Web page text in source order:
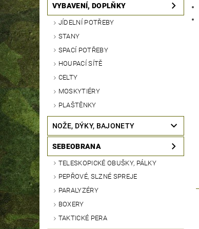
VYBAVENÍ, DOPLŇKY
JÍDELNÍ POTŘEBY
STANY
SPACÍ POTŘEBY
HOUPACÍ SÍTĚ
CELTY
MOSKYTIÉRY
PLAŠTĚNKY
NOŽE, DÝKY, BAJONETY
SEBEOBRANA
TELESKOPICKÉ OBUŠKY, PÁLKY
PEPŘOVÉ, SLZNÉ SPREJE
PARALYZÉRY
BOXERY
TAKTICKÉ PERA